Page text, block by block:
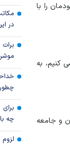
را با
کنیم، به
و جامعه
سهم
در
چه